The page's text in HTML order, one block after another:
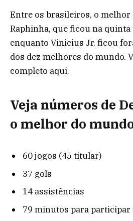
Entre os brasileiros, o melhor
Raphinha, que ficou na quinta
enquanto Vinicius Jr. ficou
dos dez melhores do mundo.
completo aqui.
Veja números de
o melhor do
60 jogos (45 titular)
37 gols
14 assistências
79 minutos para participar